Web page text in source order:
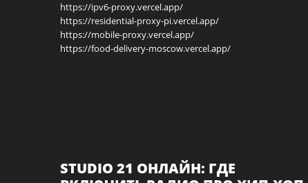
https://ipv6-proxy.vercel.app/
https://residential-proxy-pi.vercel.app/
https://mobile-proxy.vercel.app/
https://food-delivery-moscow.vercel.app/
STUDIO 21 ОНЛАЙН: ГДЕ